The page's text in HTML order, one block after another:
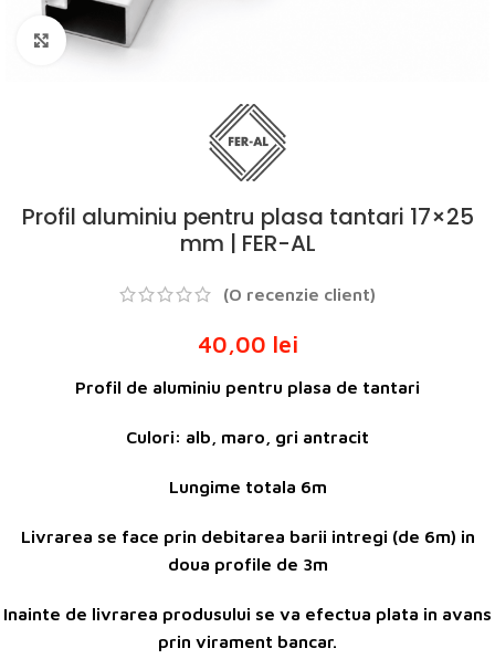
Click to enlarge
Profil aluminiu pentru plasa tantari 17×25
mm | FER-AL
(O recenzie client)
40,00 lei
Profil de aluminiu pentru plasa de tantari
Culori: alb, maro, gri antracit
Lungime totala 6m
Livrarea se face prin debitarea barii intregi (de 6m) in
doua profile de 3m
Inainte de livrarea produsului se va efectua plata in avans
prin virament bancar.